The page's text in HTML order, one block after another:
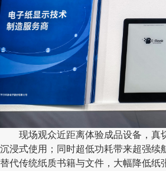
现场观众近距离体验成品设备，真切
沉浸式使用；同时超低功耗带来超强
替代传统纸质书籍与文件，大幅降低